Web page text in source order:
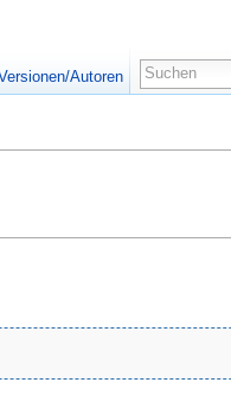
Autoren